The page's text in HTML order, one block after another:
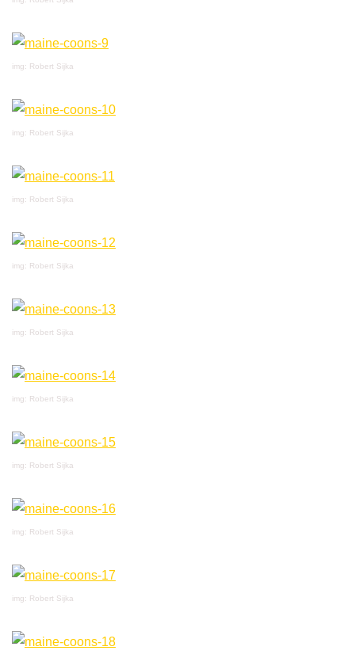
img: Robert Sijka
img: Robert Sijka
img: Robert Sijka
img: Robert Sijka
img: Robert Sijka
img: Robert Sijka
img: Robert Sijka
img: Robert Sijka
img: Robert Sijka